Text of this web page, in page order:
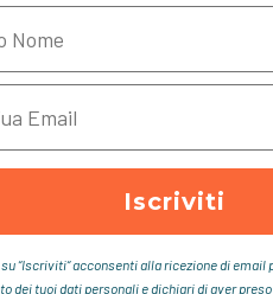
Iscriviti
“Iscriviti“ acconsenti alla ricezione di email
dei tuoi dati personali e dichiari di aver